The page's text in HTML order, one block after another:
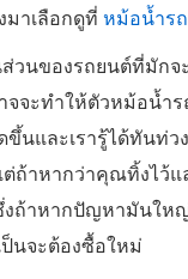
าเลือกดูที่ หม้อน้ำร
นของรถยนต์ที่มักจ
จะทำให้ตัวหม้อน้ำ
นและเรารู้ได้ทันท่
ถ้าหากว่าคุณทิ้งไว้
งถ้าหากปัญหามันใ
นจะต้องซื้อใหม่